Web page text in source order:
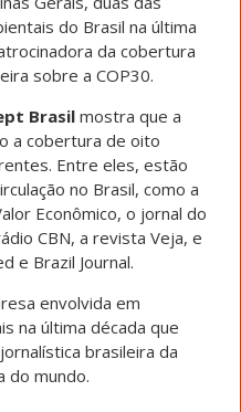
do Brasil na última
da cobertura
sobre a COP30.
Brasil mostra que a
a cobertura de oito
Entre eles, estão
no Brasil, como a
Econômico, o jornal do
CBN, a revista Veja, e
e Brazil Journal.
envolvida em
na última década que
brasileira da
do mundo.